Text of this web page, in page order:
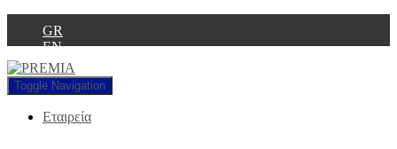
GR
EN
Toggle Navigation
Εταιρεία